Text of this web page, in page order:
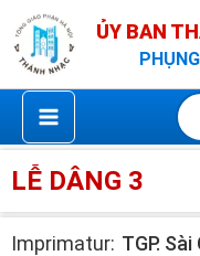
Nhảy
tới
nội
dung
ỦY BAN
LỄ DÂNG 3
Imprimatur: TGP.